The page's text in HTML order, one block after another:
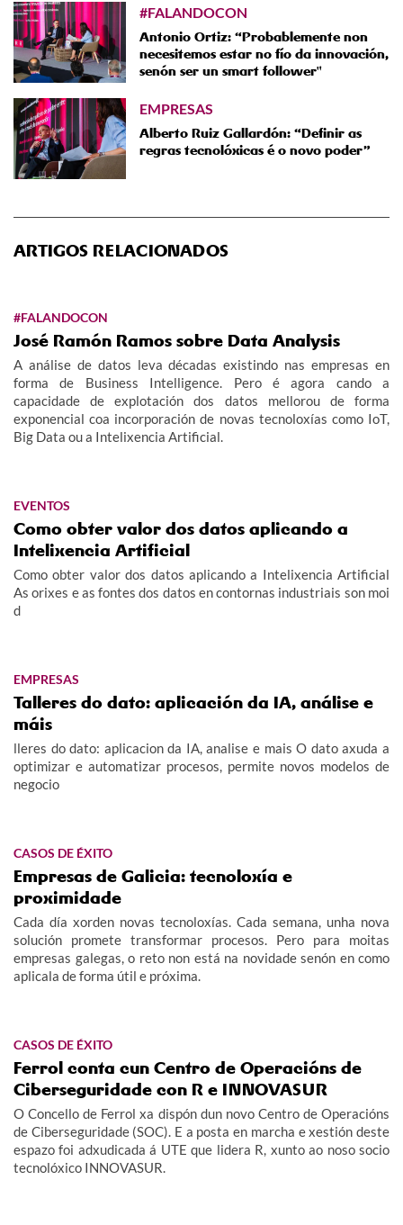
#FALANDOCON
Antonio Ortiz: “Probablemente non
necesitemos estar no fío da innovación,
senón ser un smart follower"
EMPRESAS
Alberto Ruiz Gallardón: “Definir as
regras tecnolóxicas é o novo poder”
ARTIGOS RELACIONADOS
#FALANDOCON
José Ramón Ramos sobre Data Analysis
A análise de datos leva décadas existindo nas empresas en
forma de Business Intelligence. Pero é agora cando a
capacidade de explotación dos datos mellorou de forma
exponencial coa incorporación de novas tecnoloxías como IoT,
Big Data ou a Intelixencia Artificial.
EVENTOS
Como obter valor dos datos aplicando a
Intelixencia Artificial
Como obter valor dos datos aplicando a Intelixencia Artificial
As orixes e as fontes dos datos en contornas industriais son moi
d
EMPRESAS
Talleres do dato: aplicación da IA, análise e
máis
lleres do dato: aplicacion da IA, analise e mais O dato axuda a
optimizar e automatizar procesos, permite novos modelos de
negocio
CASOS DE ÉXITO
Empresas de Galicia: tecnoloxía e
proximidade
Cada día xorden novas tecnoloxías. Cada semana, unha nova
solución promete transformar procesos. Pero para moitas
empresas galegas, o reto non está na novidade senón en como
aplicala de forma útil e próxima.
CASOS DE ÉXITO
Ferrol conta cun Centro de Operacións de
Ciberseguridade con R e INNOVASUR
O Concello de Ferrol xa dispón dun novo Centro de Operacións
de Ciberseguridade (SOC). E a posta en marcha e xestión deste
espazo foi adxudicada á UTE que lidera R, xunto ao noso socio
tecnolóxico INNOVASUR.